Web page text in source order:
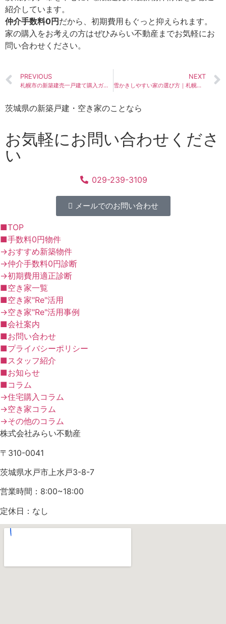
紹介しています。
仲介手数料0円 だから、初期費用もぐっと抑えられます。
家の購入をお考えの方はぜひみらい不動産 までお気軽にお
問い合わせください。
PREVIOUS
札幌市の新築建売一戸建て購入ガイド｜エリア別の相場と特徴
NEXT
雪かきしやすい家の選び方｜札幌市の住宅購入者向けチェックリスト
茨城県の新築戸建・空き家のことなら
お気軽にお問い合わせくださ
い
029-239-3109
メールでのお問い合わせ
■TOP
■手数料0円物件
→おすすめ新築物件
→仲介手数料0円診断
→初期費用適正診断
■空き家一覧
■空き家"Re"活用
→空き家"Re"活用事例
■会社案内
■お問い合わせ
■プライバシーポリシー
■スタッフ紹介
■お知らせ
■コラム
→住宅購入コラム
→空き家コラム
→その他のコラム
株式会社みらい不動産
〒310-0041
茨城県水戸市上水戸3-8-7
営業時間：8:00~18:00
定休日：なし